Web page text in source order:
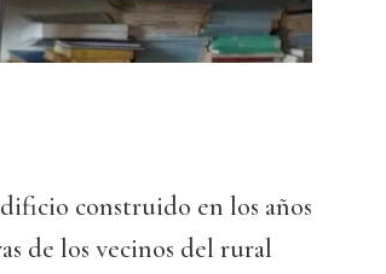
construido en los años
de los vecinos del rural